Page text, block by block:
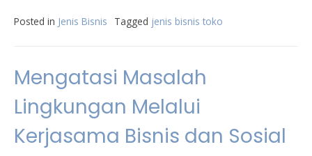
Posted in Jenis Bisnis Tagged jenis bisnis toko
Mengatasi Masalah
Lingkungan Melalui
Kerjasama Bisnis dan Sosial